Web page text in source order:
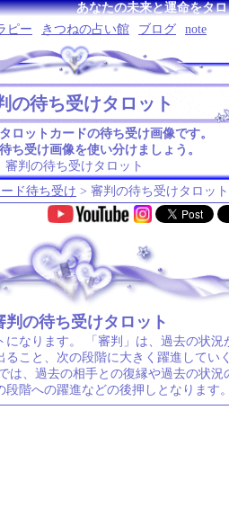
あなたの未来と運命をタ
ピー きつねの占い館 ブログ note
の待ち受けタロット
ロットカードの待ち受け画像です。
ち受け画像を使い分けましょう。
審判の待ち受けタロット
ド待ち受け > 審判の待ち受けタロット
.
判の待ち受けタロット
になります。 「審判」は、過去の状況
ること、次の段階に大きく躍進してい
は、過去の相手との復縁や過去の状況
階への躍進などの後押しとなります。